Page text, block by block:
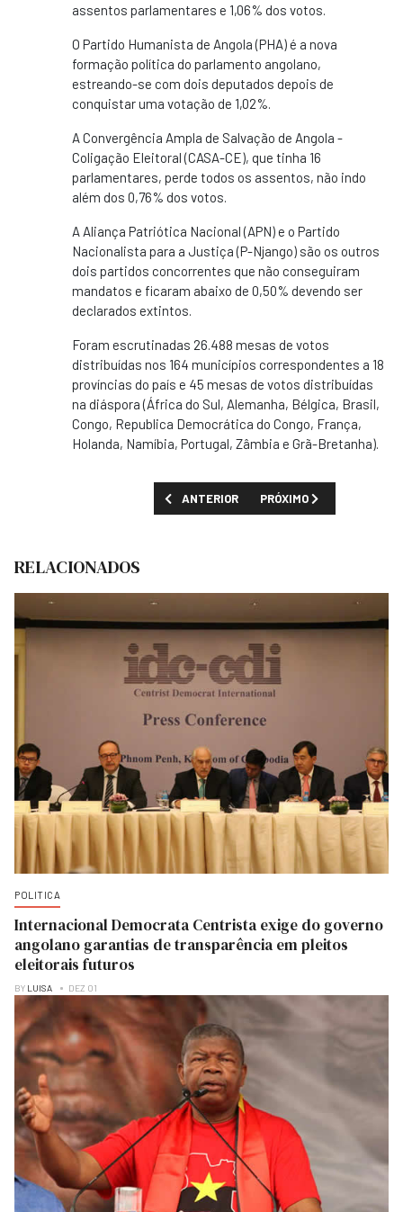
assentos parlamentares e 1,06% dos votos.
O Partido Humanista de Angola (PHA) é a nova
formação política do parlamento angolano,
estreando-se com dois deputados depois de
conquistar uma votação de 1,02%.
A Convergência Ampla de Salvação de Angola -
Coligação Eleitoral (CASA-CE), que tinha 16
parlamentares, perde todos os assentos, não indo
além dos 0,76% dos votos.
A Aliança Patriótica Nacional (APN) e o Partido
Nacionalista para a Justiça (P-Njango) são os outros
dois partidos concorrentes que não conseguiram
mandatos e ficaram abaixo de 0,50% devendo ser
declarados extintos.
Foram escrutinadas 26.488 mesas de votos
distribuídas nos 164 municípios correspondentes a 18
províncias do país e 45 mesas de votos distribuídas
na diáspora (África do Sul, Alemanha, Bélgica, Brasil,
Congo, Republica Democrática do Congo, França,
Holanda, Namíbia, Portugal, Zâmbia e Grã-Bretanha).
ARTIGO ANTERIOR: JOÃO LOURENÇO
ANTERIOR PRÓXIMO ARTIGO:
PRÓXIMO
RELACIONADOS
POLITICA
Internacional Democrata Centrista exige do governo
angolano garantias de transparência em pleitos
eleitorais futuros
BY LUISA DEZ 01